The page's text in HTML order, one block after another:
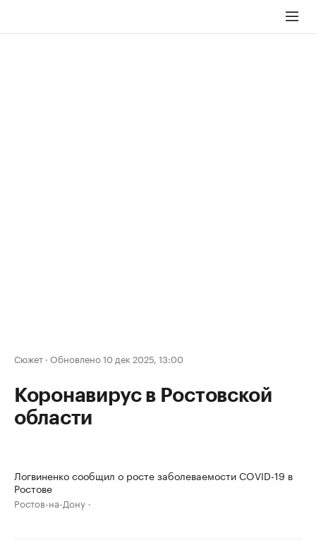
Сюжет · Обновлено 10 дек 2025, 13:00
Коронавирус в Ростовской
области
Логвиненко сообщил о росте заболеваемости COVID-19 в
Ростове
Ростов-на-Дону